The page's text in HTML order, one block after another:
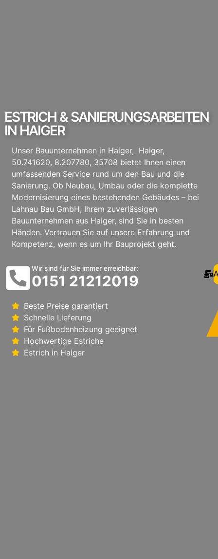
ESTRICH & SANIERUNGSARBEITEN
IN HAIGER
Unser Bauunternehmen in Haiger, Haiger,
50.741620, 8.207780, 35708 bietet Ihnen einen
umfassenden Service rund um den Bau und die
Sanierung. Ob Neubau, Umbau oder die komplette
Modernisierung eines bestehenden Gebäudes – bei
Lahnau Bau GmbH, Ihrem zuverlässigen
Bauunternehmen aus Haiger, sind Sie in besten
Händen. Vertrauen Sie auf unsere Erfahrung und
Kompetenz, wenn es um Ihr Bauprojekt geht.
Wir sind für Sie immer erreichbar:
0151 21212019
Beste Preise garantiert
Schnelle Lieferung
Für Fußbodenheizung geeignet
Hochwertige Estriche
Estrich in Haiger